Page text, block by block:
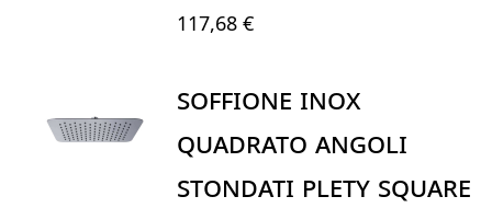
117,68 €
SOFFIONE INOX
QUADRATO ANGOLI
STONDATI PLETY SQUARE